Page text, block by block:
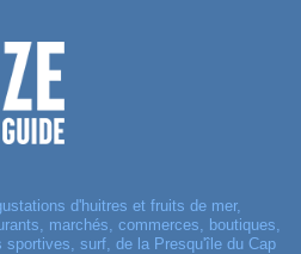
d'huitres et fruits de mer,
marchés, commerces, boutiques,
sportives, surf, de la Presqu'île du Cap